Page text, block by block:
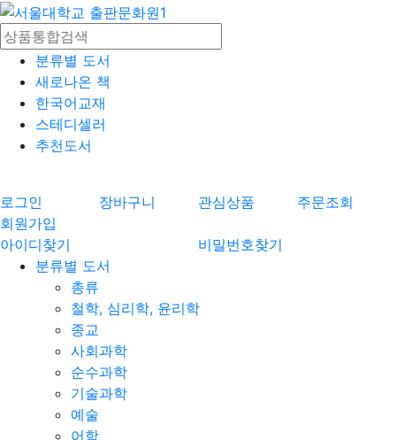
분류별 도서
새로나온 책
한국어교재
스테디셀러
추천도서
로그인 장바구니 관심상품
주문조회
회원가입
아이디찾기
비밀번호찾기
분류별 도서
총류
철학, 심리학, 윤리학
종교
사회과학
순수과학
기술과학
예술
어학